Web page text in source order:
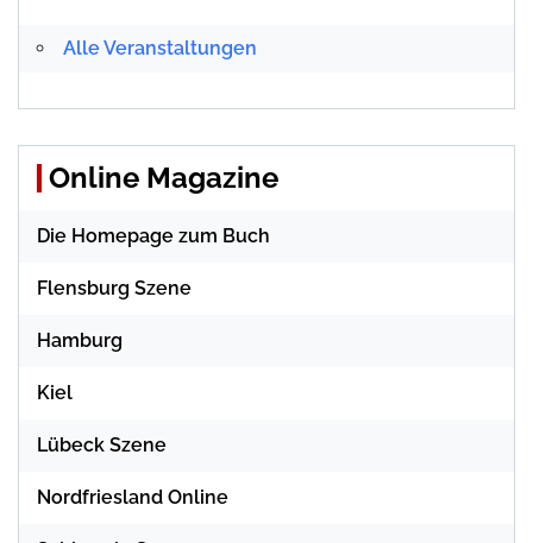
Alle Veranstaltungen
Online Magazine
Die Homepage zum Buch
Flensburg Szene
Hamburg
Kiel
Lübeck Szene
Nordfriesland Online